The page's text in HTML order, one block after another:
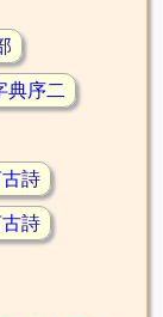
典序二
詩
詩